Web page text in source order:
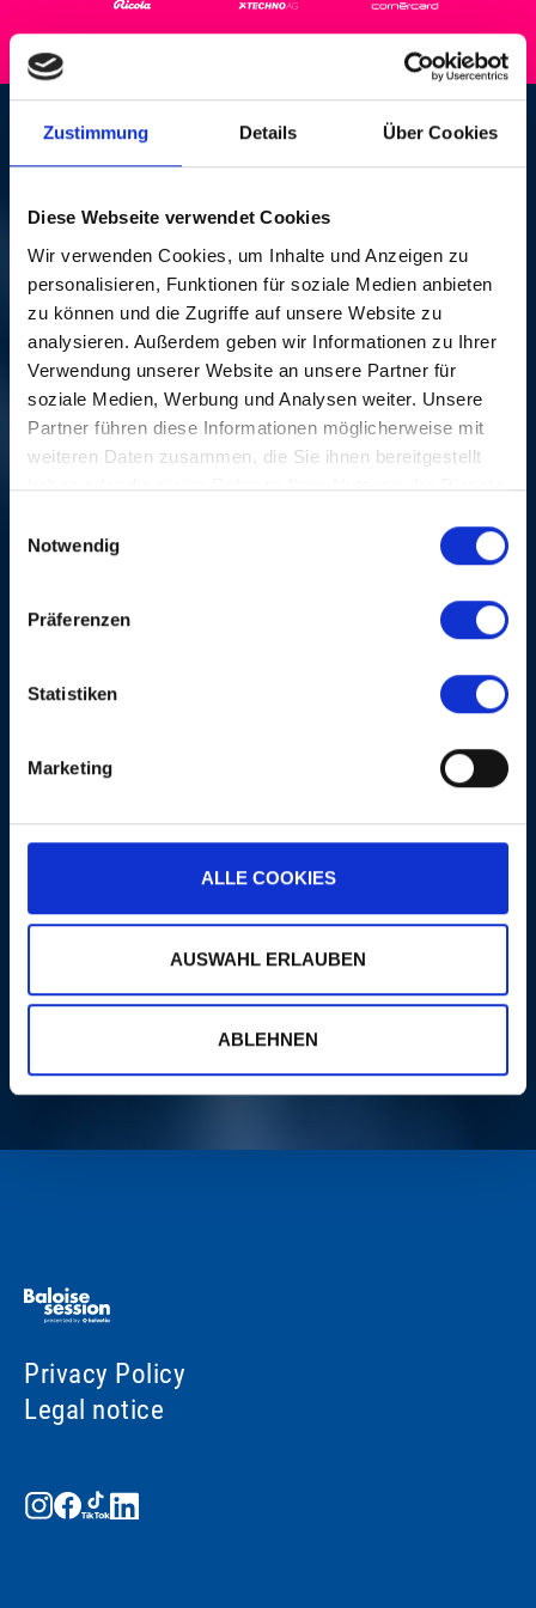
Zustimmung Details Über Cookies
Diese Webseite verwendet Cookies
Wir verwenden Cookies, um Inhalte und Anzeigen zu
personalisieren, Funktionen für soziale Medien anbieten
zu können und die Zugriffe auf unsere Website zu
analysieren. Außerdem geben wir Informationen zu Ihrer
Verwendung unserer Website an unsere Partner für
soziale Medien, Werbung und Analysen weiter. Unsere
Partner führen diese Informationen möglicherweise mit
weiteren Daten zusammen, die Sie ihnen bereitgestellt
haben oder die sie im Rahmen Ihrer Nutzung der Dienste
Notwendig
Präferenzen
Statistiken
Marketing
ALLE COOKIES
AUSWAHL ERLAUBEN
ABLEHNEN
OSCAR PETERSON
TRIO
WED, 30. APR 1986, 8 PM | JAZZ
MUSIKSAAL, STADTCASINO BASEL
Oscar Peterson first performed in the US in 1949 when
«jazz king» Norman Granz invited him to perform in
«Jazz at the Philharmonic» at Carnegie Hall in New
York. His performance was the sensation of the
concert and there was no stopping the rise to fame of
Piano
Martin Drew Drums
Niels-Henning Ørsted
Bass
Privacy Policy
Legal notice